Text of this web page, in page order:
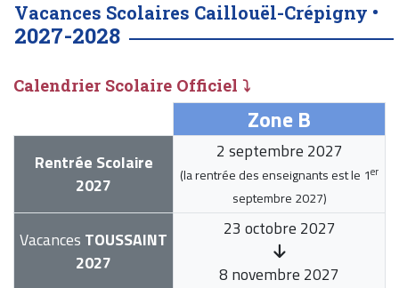
Vacances Scolaires Caillouël-Crépigny •
2027-2028
Calendrier Scolaire Officiel ⤵
Zone B
Rentrée Scolaire
2027
2 septembre 2027
(la rentrée des enseignants est le 1er
septembre 2027)
Vacances TOUSSAINT
2027
23 octobre 2027
8 novembre 2027